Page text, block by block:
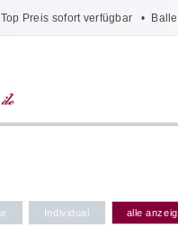
Preis sofort verfügbar •
Individual alle